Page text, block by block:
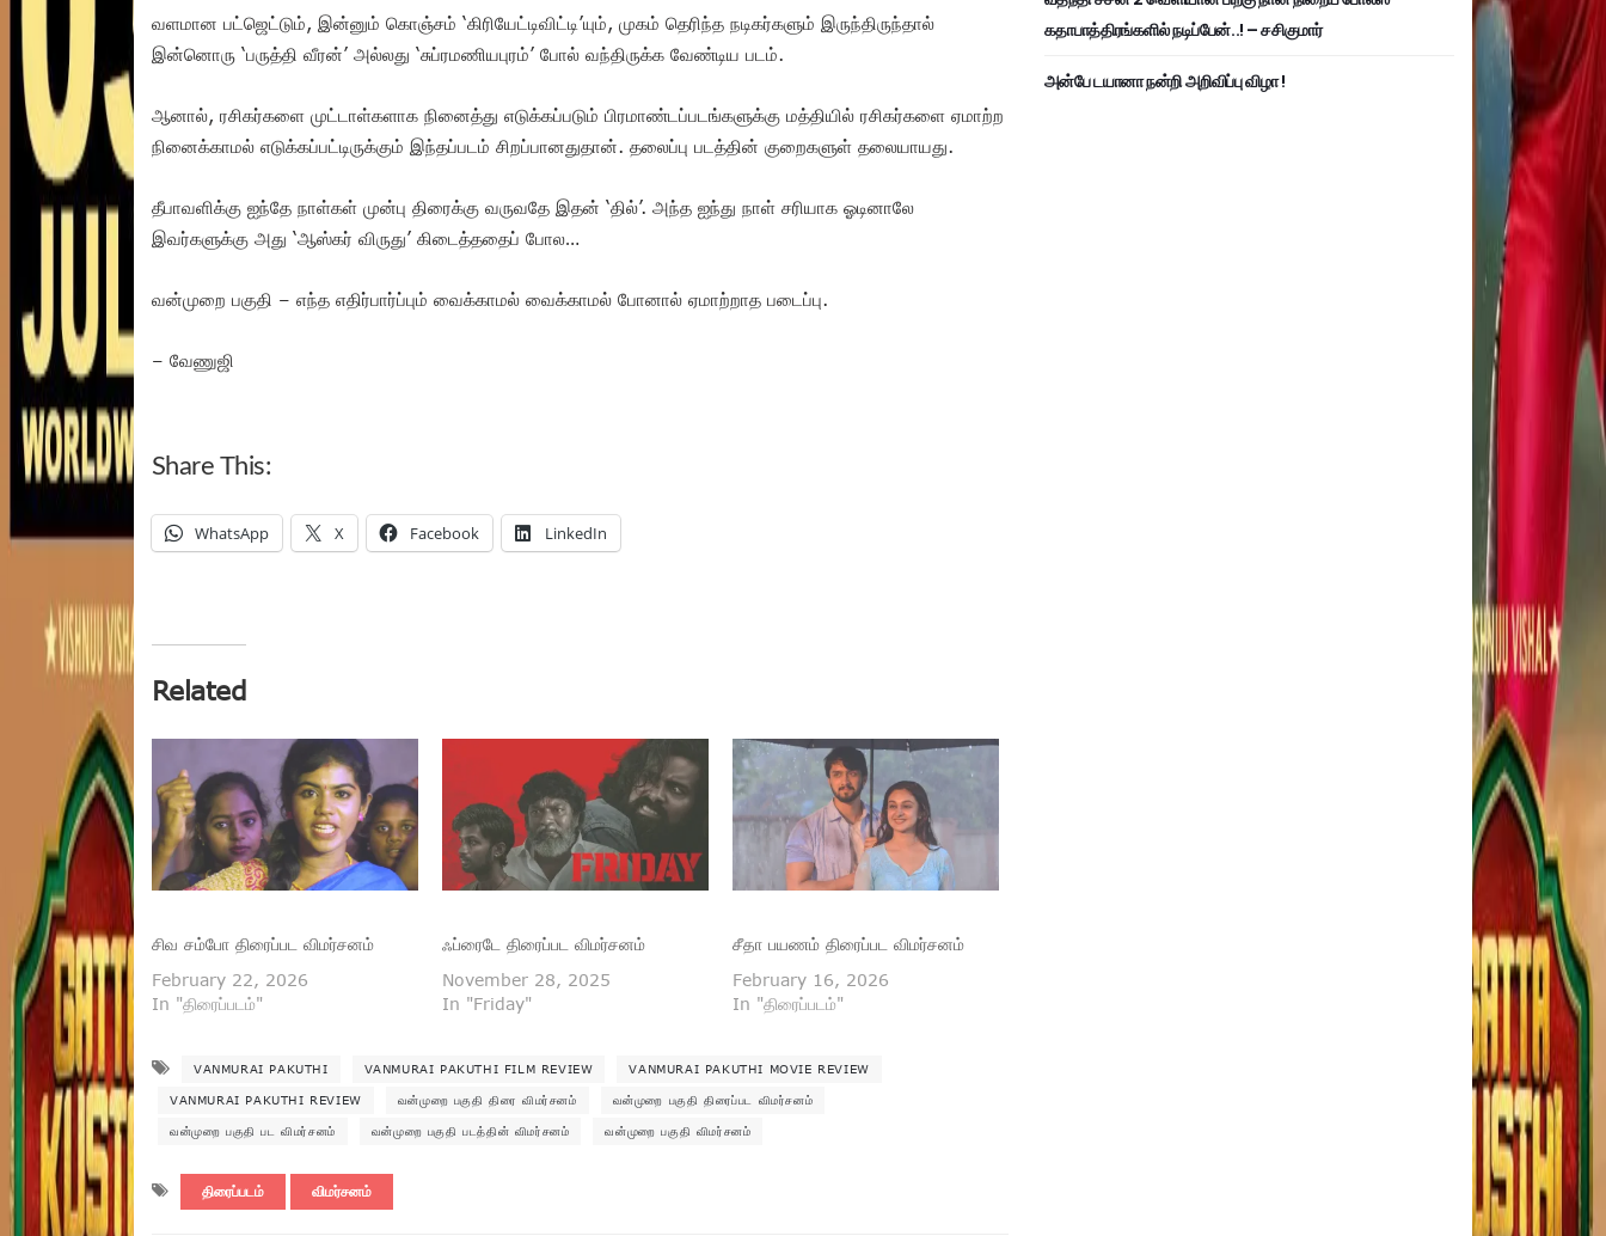
வளமான பட்ஜெட்டும், இன்னும் கொஞ்சம் ‘கிரியேட்டிவிட்டி’யும், முகம் தெரிந்த நடிகர்களும் இருந்திருந்தால்
இன்னொரு ‘பருத்தி வீரன்’ அல்லது ‘சுப்ரமணியபுரம்’ போல் வந்திருக்க வேண்டிய படம்.
ஆனால், ரசிகர்களை முட்டாள்களாக நினைத்து எடுக்கப்படும் பிரமாண்டப்படங்களுக்கு மத்தியில் ரசிகர்களை ஏமாற்ற
நினைக்காமல் எடுக்கப்பட்டிருக்கும் இந்தப்படம் சிறப்பானதுதான். தலைப்பு படத்தின் குறைகளுள் தலையாயது.
தீபாவளிக்கு ஐந்தே நாள்கள் முன்பு திரைக்கு வருவதே இதன் ‘தில்’. அந்த ஐந்து நாள் சரியாக ஓடினாலே
இவர்களுக்கு அது ‘ஆஸ்கர் விருது’ கிடைத்ததைப் போல…
வன்முறை பகுதி – எந்த எதிர்பார்ப்பும் வைக்காமல் வைக்காமல் போனால் ஏமாற்றாத படைப்பு.
– வேணுஜி
Share This:
WhatsApp X Facebook LinkedIn
Related
சிவ சம்போ திரைப்பட விமர்சனம்
February 22, 2026
In "திரைப்படம்"
ஃப்ரைடே திரைப்பட விமர்சனம்
November 28, 2025
In "Friday"
சீதா பயணம் திரைப்பட விமர்சனம்
February 16, 2026
In "திரைப்படம்"
VANMURAI PAKUTHI VANMURAI PAKUTHI FILM REVIEW VANMURAI PAKUTHI MOVIE REVIEW
VANMURAI PAKUTHI REVIEW வன்முறை பகுதி திரை விமர்சனம் வன்முறை பகுதி திரைப்பட விமர்சனம்
வன்முறை பகுதி பட விமர்சனம் வன்முறை பகுதி படத்தின் விமர்சனம் வன்முறை பகுதி விமர்சனம்
திரைப்படம் விமர்சனம்
கதாபாத்திரங்களில் நடிப்பேன்..! – சசிகுமார்
அன்பே டயானா நன்றி அறிவிப்பு விழா !